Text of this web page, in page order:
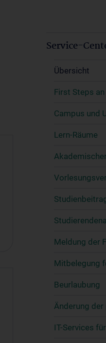
Service-
Übersicht
First Steps
Campus und
Lern-Räume
Meldung der
Mitbelegung
Beurlaubung
Änderung der
IT-Services